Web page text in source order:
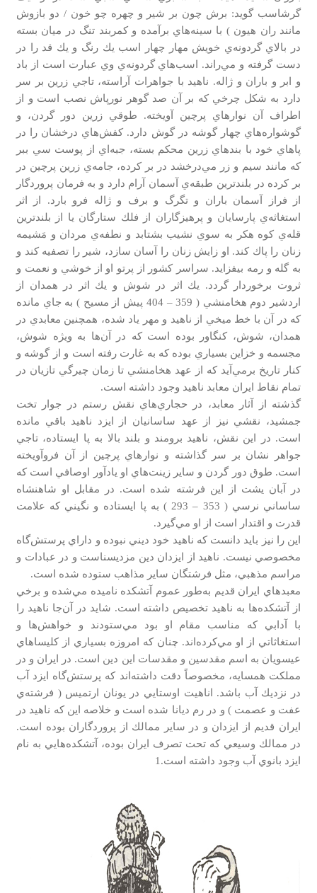
گرشاسب گويد: برش چون بر شير و چهره چو خون / دو بازوش
مانند ران هيون ) با سينه‌هاي برآمده و كمربند تنگ در ميان بسته
در بالاي گردونه‌ي خويش مهار چهار اسب يك رنگ و يك قد را در
دست گرفته و مي‌راند. اسب‌هاي گردونه‌ي وي عبارت است از باد
و ابر و باران و ژاله. ناهيد با جواهرات آراسته، تاجي زرين بر سر
دارد به شكل چرخي كه بر آن صد گوهر نورپاش نصب است و از
اطراف آن نوارهاي پرچين آويخته. طوقي زرين دور گردن، و
گوشواره‌هاي چهار گوشه در گوش دارد. كفش‌هاي درخشان را در
پاهاي خود با بندهاي زرين محكم بسته، جبه‌اي از پوست سي ببر
كه مانند سيم و زر مي‌درخشد در بر كرده، جامه‌ي زرين پرچين در
بر كرده در بلندترين طبقه‌ي آسمان آرام دارد و به فرمان پروردگار
از فراز آسمان باران و تگرگ و برف و ژاله فرو بارد. از اثر
استغاثه‌ي پارسايان و پرهيزگاران از فلك ستارگان يا از بلندترين
قله‌ي كوه هكر به سوي نشيب بشتابد و نطفه‌ي مردان و مَشيمه
زنان را پاك كند. او زايش زنان را آسان سازد، شير را تصفيه كند و
به گله و رمه بيفزايد. سراسر كشور از پرتو او از خوشي و نعمت و
ثروت برخوردار گردد. يك اثر در شوش و يك اثر در همدان از
اردشير دوم هخامنشي ( 359 – 404 پيش از مسيح ) به جاي مانده
كه در آن با خط ميخي از ناهيد و مهر ياد شده، همچنين معابدي در
همدان، شوش، كنگاور بوده است كه در آن‌ها به ويژه شوش،
مجسمه و خزاين بسياري بوده كه به غارت رفته است و از گوشه و
كنار تاريخ برمي‌آيد كه از عهد هخامنشي تا زمان چيرگي تازيان در
تمام نقاط ايران معابد ناهيد وجود داشته است.
گذشته از آثار معابد، در حجاري‌هاي نقش رستم در جوار تخت
جمشيد، نقشي نيز از عهد ساسانيان از ايزد ناهيد باقي مانده
است. در اين نقش، ناهيد برومند و بلند بالا به پا ايستاده، تاجي
جواهر نشان بر سر گذاشته و نوارهاي پرچين از آن فروآويخته
است. طوق دور گردن و ساير زينت‌هاي او يادآور اوصافي است كه
در آبان يشت از اين فرشته شده است. در مقابل او شاهنشاه
ساساني نرسي ( 353 – 293 ) به پا ايستاده و نگيني كه علامت
قدرت و اقتدار است از او مي‌گيرد.
اين را نيز بايد دانست كه ناهيد خود ديني نبوده و داراي پرستش‌گاه
مخصوصي نيست. ناهيد از ايزدان دين مزديسناست و در عبادات و
مراسم مذهبي، مثل فرشتگان ساير مذاهب ستوده شده است.
معبدهاي ايران قديم به‌طور عموم آتشكده‌ ناميده مي‌شده و برخي
از آتشكده‌ها به ناهيد تخصيص داشته است. شايد در آن‌جا ناهيد را
با آدابي كه مناسب مقام او بود مي‌ستودند و خواهش‌ها و
استغاثاتي از او مي‌كرده‌اند. چنان كه امروزه بسياري از كليساهاي
عيسويان به اسم مقدسين و مقدسات اين دين است. در ايران و در
مملكت همسايه، مخصوصاً دقت داشته‌اند كه پرستش‌گاه ايزد آب
در نزديك آب باشد. اناهيت اوستايي در يونان ارتميس ( فرشته‌ي
عفت و عصمت ) و در رم ديانا شده است و خلاصه اين كه ناهيد در
ايران قديم از ايزدان و در ساير ممالك از پروردگاران بوده است.
در ممالك وسيعي كه تحت تصرف ايران بوده، آتشكده‌هايي به نام
ايزد بانوي آب وجود داشته است.1